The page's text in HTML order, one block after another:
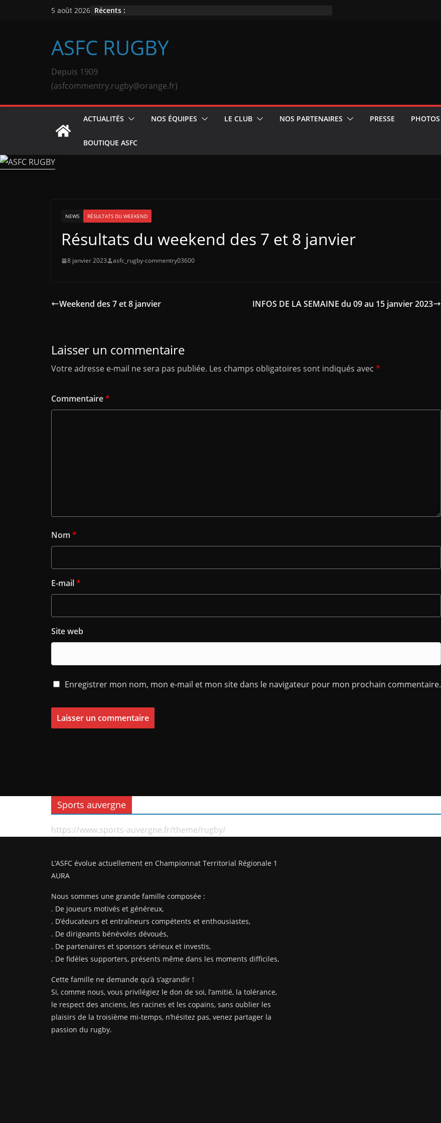
5 août 2026 Récents :
ASFC RUGBY
Depuis 1909
(asfcommentry.rugby@orange.fr)
ACTUALITÉS NOS ÉQUIPES LE CLUB NOS PARTENAIRES PRESSE PHOTOS
BOUTIQUE ASFC
NEWS RÉSULTATS DU WEEKEND
Résultats du weekend des 7 et 8 janvier
8 janvier 2023 asfc_rugby-commentry03600
Weekend des 7 et 8 janvier INFOS DE LA SEMAINE du 09 au 15 janvier 2023
Laisser un commentaire
Votre adresse e-mail ne sera pas publiée. Les champs obligatoires sont indiqués avec *
Commentaire*
Nom *
E-mail*
Site web
Enregistrer mon nom, mon e-mail et mon site dans le navigateur pour mon prochain commentaire.
Sports auvergne
https://www.sports-auvergne.fr/theme/rugby/
L’ASFC évolue actuellement en Championnat Territorial Régionale 1
AURA
Nous sommes une grande famille composée :
. De joueurs motivés et généreux,
. D’éducateurs et entraîneurs compétents et enthousiastes,
. De dirigeants bénévoles dévoués,
. De partenaires et sponsors sérieux et investis,
. De fidèles supporters, présents même dans les moments difficiles,
Cette famille ne demande qu’à s’agrandir !
Si, comme nous, vous privilégiez le don de soi, l’amitié, la tolérance,
le respect des anciens, les racines et les copains, sans oublier les
plaisirs de la troisième mi-temps, n’hésitez pas, venez partager la
passion du rugby.